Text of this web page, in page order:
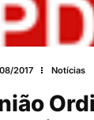
2017 Notícias